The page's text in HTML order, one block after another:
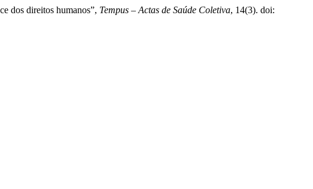
dos direitos humanos”, Tempus – Actas de Saúde Coletiva, 14(3). doi: